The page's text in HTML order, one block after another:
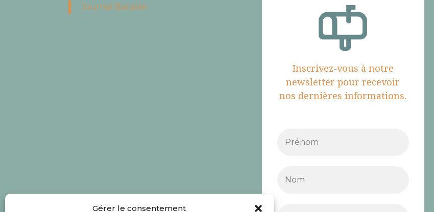
Gérer le consentement
Journal Bacalan
Inscrivez-vous à notre
newsletter pour recevoir
nos dernières informations.